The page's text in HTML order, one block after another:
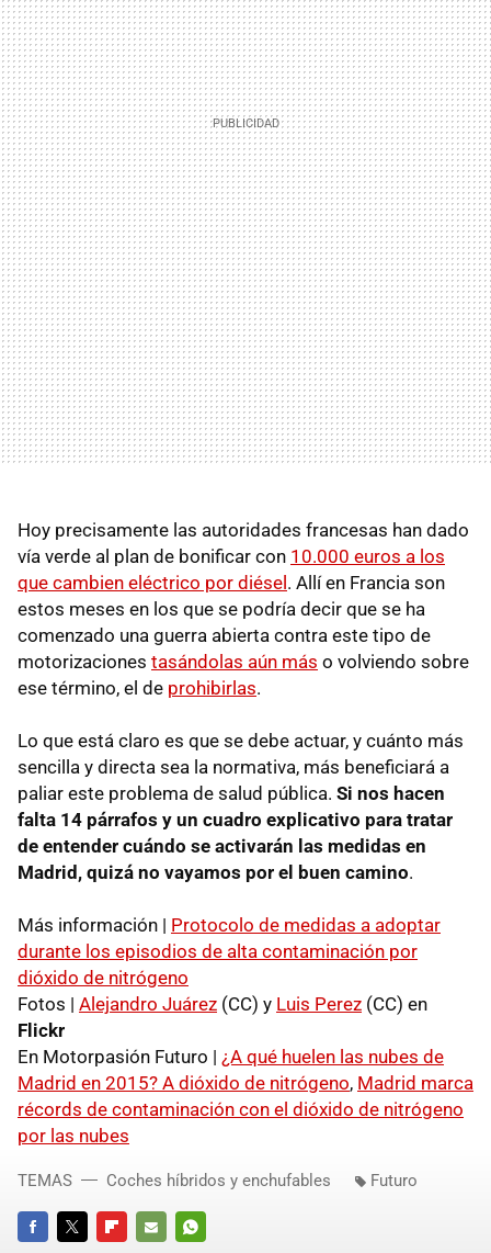
Hoy precisamente las autoridades francesas han dado
vía verde al plan de bonificar con 10.000 euros a los
que cambien eléctrico por diésel. Allí en Francia son
estos meses en los que se podría decir que se ha
comenzado una guerra abierta contra este tipo de
motorizaciones tasándolas aún más o volviendo sobre
ese término, el de prohibirlas.
Lo que está claro es que se debe actuar, y cuánto más
sencilla y directa sea la normativa, más beneficiará a
paliar este problema de salud pública. Si nos hacen
falta 14 párrafos y un cuadro explicativo para tratar
de entender cuándo se activarán las medidas en
Madrid, quizá no vayamos por el buen camino.
Más información | Protocolo de medidas a adoptar
durante los episodios de alta contaminación por
dióxido de nitrógeno
Fotos | Alejandro Juárez (CC) y Luis Perez (CC) en
Flickr
En Motorpasión Futuro | ¿A qué huelen las nubes de
Madrid en 2015? A dióxido de nitrógeno, Madrid marca
récords de contaminación con el dióxido de nitrógeno
por las nubes
TEMAS Coches híbridos y enchufables Futuro